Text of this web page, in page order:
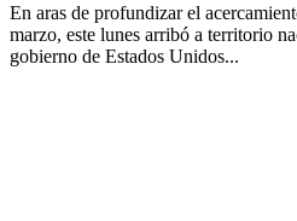
En aras de profundizar el
marzo, este lunes arribó a territorio
gobierno de Estados Unidos...